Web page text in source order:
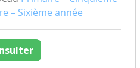
– Sixième année